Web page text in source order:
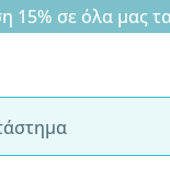
σε όλα μας